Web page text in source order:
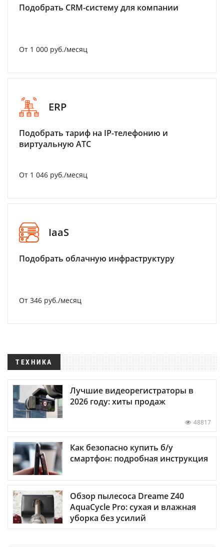
Подобрать CRM-систему для компании
От 1 000 руб./месяц
ERP
Подобрать тариф на IP-телефонию и
виртуальную АТС
От 1 046 руб./месяц
IaaS
Подобрать облачную инфраструктуру
От 346 руб./месяц
ТЕХНИКА
Лучшие видеорегистраторы в
2026 году: хиты продаж
48817
Как безопасно купить б/у
смартфон: подробная инструкция
Обзор пылесоса Dreame Z40
AquaCycle Pro: сухая и влажная
уборка без усилий